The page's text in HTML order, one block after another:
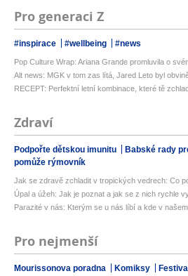
Pro generaci Z
#inspirace #wellbeing #news
Pop Culture Wrap: Ariana Grande promluvila o
Alt news: MGK v tom zas lítá, Jared Leto byl
RECEPT: Perfektní letní kombinace, které tě
Zdraví
Podpořte dětskou imunitu Babské rady
pomůže rýmovník
Jak se zdravě zchladit v tropických vedrech: Co
Úpal a úžeh: Jak je poznat a jak se z nich rychle
Parazité v nás: Kterým se u nás líbí a kde v našem
Pro nejmenší
Mourissonova poradna Komiksy